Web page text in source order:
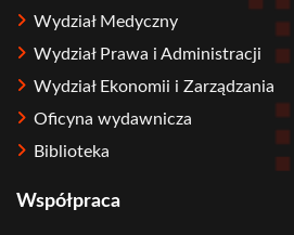
Wydział Medyczny
Wydział Prawa i Administracji
Wydział Ekonomii i Zarządzania
Oficyna wydawnicza
Biblioteka
Współpraca